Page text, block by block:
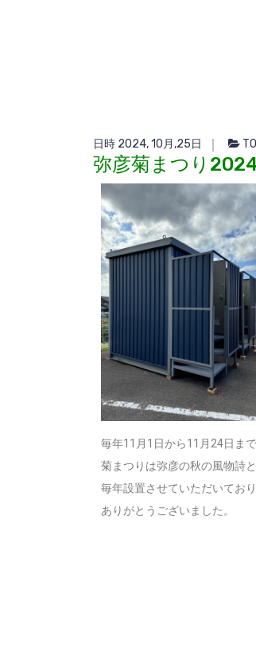
日時 2024, 10月,25日
弥彦菊まつり
毎年11月1日から11月24日ま
菊まつりは弥彦の秋の風物詩
毎年設置させていただいており
ありがとうございました。